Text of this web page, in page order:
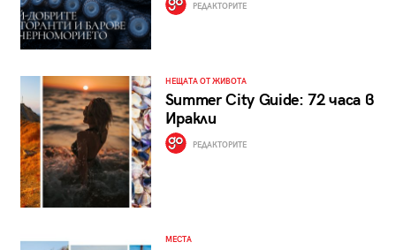
РЕДАКТОРИТЕ
НЕЩАТА ОТ ЖИВОТА
Summer City Guide: 72 часа в
Иракли
РЕДАКТОРИТЕ
МЕСТА